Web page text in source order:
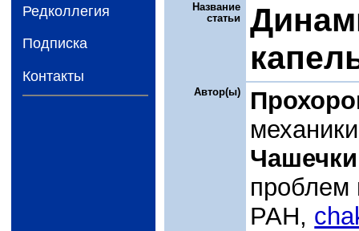
Редколлегия
Подписка
Контакты
Название
статьи
Автор(ы)
РАН,